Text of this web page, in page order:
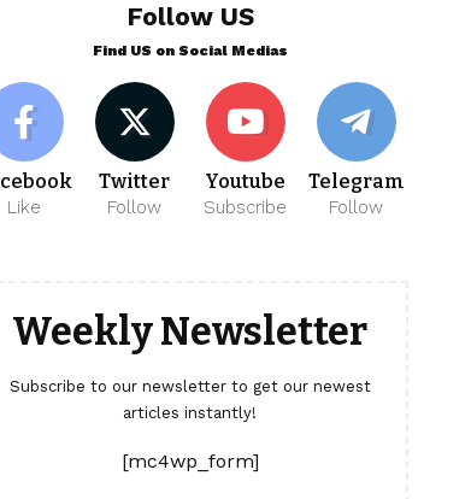
Follow US
Find US on Social Medias
Like
Twitter
Follow
Youtube
Subscribe
Telegram
Follow
Weekly Newsletter
Subscribe to our newsletter to get our newest
articles instantly!
[mc4wp_form]